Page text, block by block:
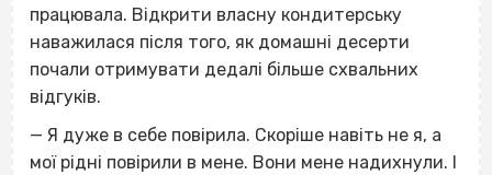
працювала. Відкрити власну кондитерську
наважилася після того, як домашні десерти
почали отримувати дедалі більше схвальних
відгуків.
— Я дуже в себе повірила. Скоріше навіть не я, а
мої рідні повірили в мене. Вони мене надихнули. І